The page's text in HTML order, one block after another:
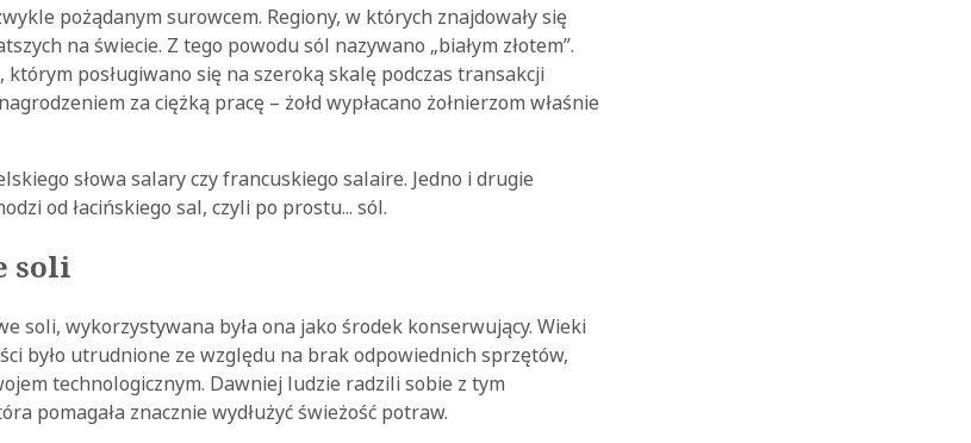
pożądanym surowcem. Regiony, w których znajdowały się
na świecie. Z tego powodu sól nazywano „białym złotem”.
którym posługiwano się na szeroką skalę podczas transakcji
za ciężką pracę – żołd wypłacano żołnierzom właśnie
słowa salary czy francuskiego salaire. Jedno i drugie
od łacińskiego sal, czyli po prostu... sól.
soli
soli, wykorzystywana była ona jako środek konserwujący. Wieki
było utrudnione ze względu na brak odpowiednich sprzętów,
technologicznym. Dawniej ludzie radzili sobie z tym
pomagała znacznie wydłużyć świeżość potraw.